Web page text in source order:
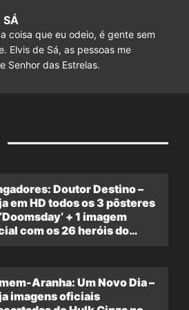
SÁ
coisa que eu odeio, é gente sem
Elvis de Sá, as pessoas me
Senhor das Estrelas.
Doutor Destino –
em HD todos os 3 pôsteres
+ 1 imagem
com os 26 heróis do
Aranha: Um Novo Dia –
imagens oficiais